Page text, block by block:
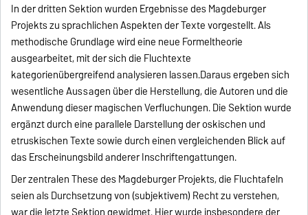
In der dritten Sektion wurden Ergebnisse des Magdeburger
Projekts zu sprachlichen Aspekten der Texte vorgestellt. Als
methodische Grundlage wird eine neue Formeltheorie
ausgearbeitet, mit der sich die Fluchtexte
kategorienübergreifend analysieren lassen.Daraus ergeben sich
wesentliche Aussagen über die Herstellung, die Autoren und die
Anwendung dieser magischen Verfluchungen. Die Sektion wurde
ergänzt durch eine parallele Darstellung der oskischen und
etruskischen Texte sowie durch einen vergleichenden Blick auf
das Erscheinungsbild anderer Inschriftengattungen.
Der zentralen These des Magdeburger Projekts, die Fluchtafeln
seien als Durchsetzung von (subjektivem) Recht zu verstehen,